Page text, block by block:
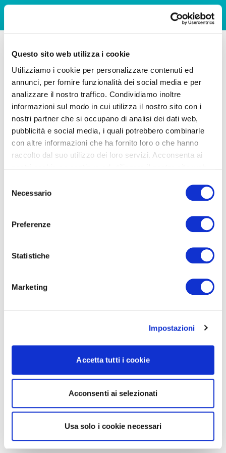
Questo sito web utilizza i cookie
Utilizziamo i cookie per personalizzare contenuti ed
annunci, per fornire funzionalità dei social media e per
analizzare il nostro traffico. Condividiamo inoltre
informazioni sul modo in cui utilizza il nostro sito con i
nostri partner che si occupano di analisi dei dati web,
pubblicità e social media, i quali potrebbero combinarle
con altre informazioni che ha fornito loro o che hanno
raccolto dal suo utilizzo dei loro servizi. Acconsenta ai
delNecessario
Preferenze
Statistiche
Marketing
Impostazioni
Accetta tutti i cookie
Acconsenti ai selezionati
Usa solo i cookie necessari